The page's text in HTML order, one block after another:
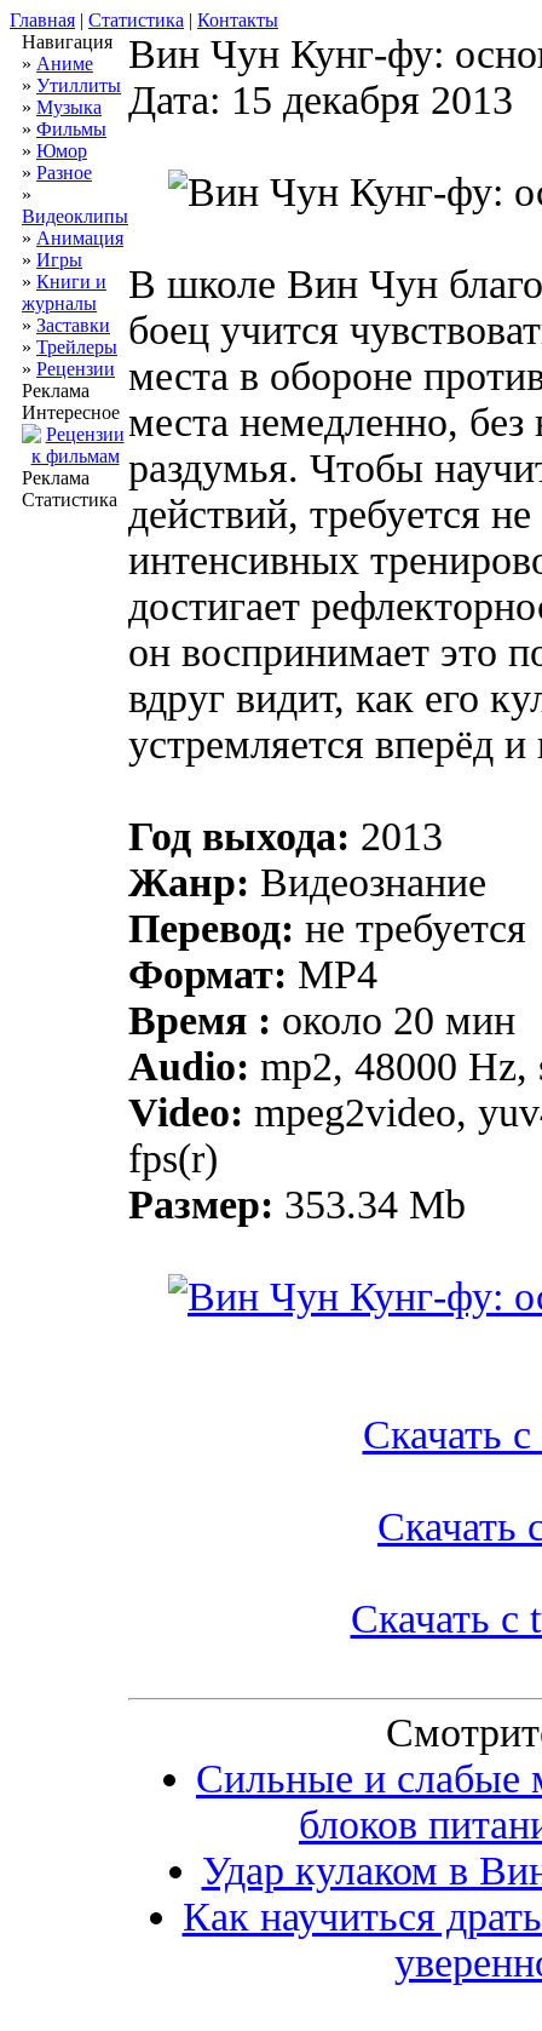
Главная | Статистика | Контакты
Навигация
» Аниме
» Утиллиты
» Музыка
» Фильмы
» Юмор
» Разное
»
Видеоклипы
» Анимация
» Игры
» Книги и
журналы
» Заставки
» Трейлеры
» Рецензии
Реклама
Интересное
Реклама
Статистика
Вин Чун Кунг-фу:
Дата: 15 декабря 2013
В школе Вин Чун
боец учится
места в обороне
места немедленно, без
раздумья. Чтобы
действий, требуется
интенсивных
достигает
он воспринимает это
вдруг видит, как его
устремляется вперёд
Год выхода: 2013
Жанр: Видеознание
Перевод: не требуется
Формат: MP4
Время : около 20 мин
Audio: mp2, 48000 Hz,
Video: mpeg2video,
fps(r)
Размер: 353.34 Mb
Скачать
Скачать
Скачать с
Сильные и слабые
блоков
Удар кулаком в
Как научиться